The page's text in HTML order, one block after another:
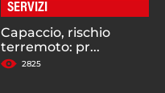
SERVIZI
Capaccio, rischio
terremoto: pr...
2825